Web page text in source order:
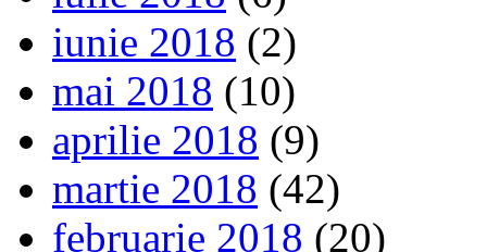
iunie 2018 (2)
mai 2018 (10)
aprilie 2018 (9)
martie 2018 (42)
februarie 2018 (20)